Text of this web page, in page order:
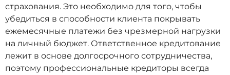
страхования. Это необходимо для того, чтобы
убедиться в способности клиента покрывать
ежемесячные платежи без чрезмерной нагрузки
на личный бюджет. Ответственное кредитование
лежит в основе долгосрочного сотрудничества,
поэтому профессиональные кредиторы всегда